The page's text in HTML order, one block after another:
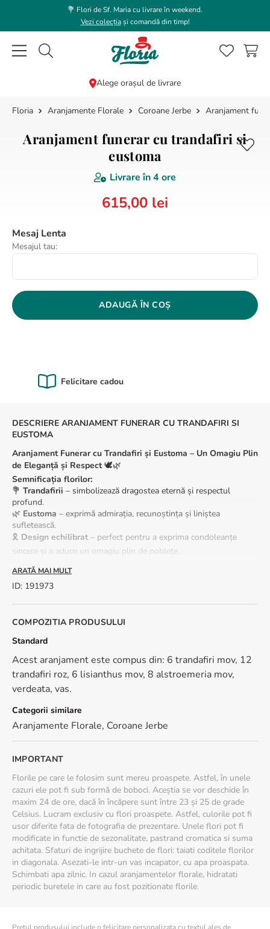
💐 Flori de Sf. Maria cu livrare în weekend.
Vezi colecțiași comandă din timp!
Caută flori, plante, cadouri...
Alege orașul de livrare
Aranjamente Florale Coroane Jerbe Aranjament
Aranjament funerar cu trandafiri si
eustoma
Livrare în4 ore
615,00 lei
Mesaj Lenta
Mesajul tau:
ADAUGĂ ÎN COȘ
Calitate Garantată
DESCRIERE ARANJAMENT FUNERAR CU TRANDAFIRI SI
EUSTOMA
Aranjament Funerar cu Trandafiri și Eustoma – Un Omagiu Plin
de Eleganță și Respect🕊️🌿
Semnificația florilor:
💐 Trandafirii – simbolizează dragostea eternă și respectul
profund.
🌿 Eustoma – exprimă admirația, recunoștința și liniștea
sufletească.
🎗️ Design echilibrat – perfect pentru a exprima condoleanțe
sincere și a aduce un omagiu plin de noblețe.
Aranjament funerar cu trandafiri crem si roz, lisianthus (eustoma)
si alstroemeria. Realizat in suport de burete hidratat, pentru a
eustoma se executa sise livreaza in 4 orede la plasarea
comenzii si procesarea platii, impreuna cu lenta (panglica)
eustoma poate fi livrat la adresa sau depus la capela.
*Dimensiune aproximativă: 50 cm diametru.
ARATĂ MAI MULT
ID: 191973
COMPOZITIA PRODUSULUI
Standard
Acest aranjament este compus din: 6 trandafiri mov, 12
trandafiri roz, 6 lisianthus mov, 8 alstroemeria mov,
verdeata, vas.
Categorii similare
Aranjamente Florale, Coroane Jerbe
IMPORTANT
Florile pe care le folosim sunt mereu proaspete. Astfel, în unele
cazuri ele pot fi sub formă de boboci. Aceștia se vor deschide în
maxim 24 de ore, dacă în încăpere sunt între 23 și 25 de grade
Celsius. Lucram exclusiv cu flori proaspete. Astfel, culorile pot fi
usor diferite fata de fotografia de prezentare. Unele flori pot fi
modificate in functie de sezonalitate, pastrand cromatica si suma
achitata. Sfaturi de ingrijire buchete de flori: taiati coditele florilor
in diagonala. Asezati-le intr-un vas incapator, cu apa proaspata.
Schimbati apa zilnic. In cazul aranjamentelor florale, hidratati
periodic buretele in care au fost pozitionate florile.
CĂUTĂRI POPULARE
6.
hortensie
7.
buchet trandafiri
8.
buchet crini
9
10. crin